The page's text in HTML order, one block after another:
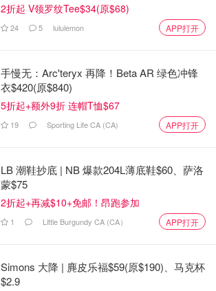
2折起 V领罗纹Tee$34(原$68)
24 5 lululemon APP打开
手慢无：Arc'teryx 再降！Beta AR 绿色冲锋
衣$420(原$840)
5折起+额外9折 连帽T恤$67
19 Sporting Life CA (CA) APP打开
LB 潮鞋抄底 | NB 爆款204L薄底鞋$60、萨洛
蒙$75
2折起+再减$10+免邮！昂跑参加
1 Little Burgundy CA (CA） APP打开
Simons 大降 | 麂皮乐福$59(原$190)、马克杯
$2.9